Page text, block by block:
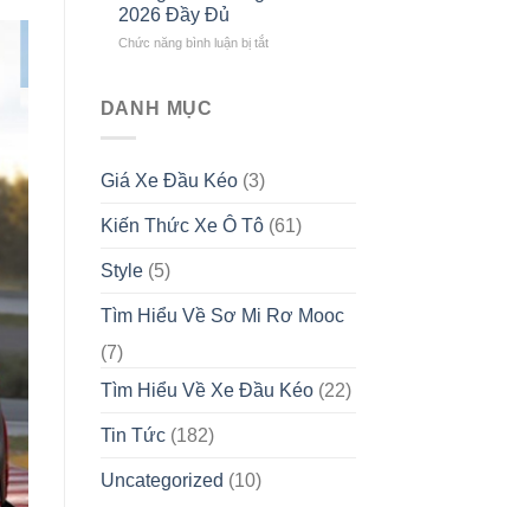
VIỆT
2026
Từng
1,
2026 Đầy Đủ
Chức năng bình luận bị tắtở
Trời
DANH MỤC
Giá Xe Đầu Kéo(3)
Kiến Thức Xe Ô Tô(61)
Style(5)
Tìm Hiểu Về Sơ Mi Rơ Mooc
(7)
Tìm Hiểu Về Xe Đầu Kéo(22)
Tin Tức(182)
Uncategorized (10)